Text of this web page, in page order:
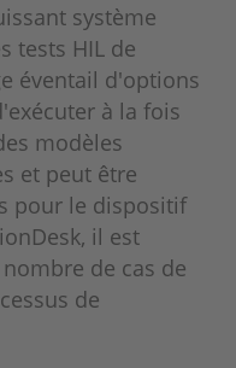
système
tests HIL de
éventail d'options
à la fois
modèles
et peut être
pour le dispositif
il est
de cas de
de